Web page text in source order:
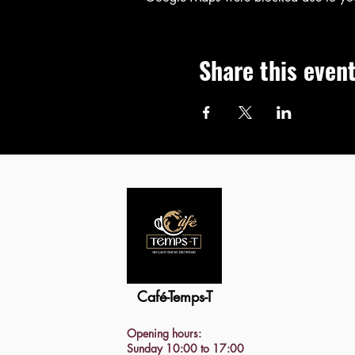
Share this
Café-Temps-T
Opening hours:
Sunday 10:00 to 17:00